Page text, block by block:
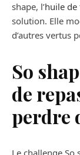
shape, l’huile de
solution. Elle
d’autres vertus
So
de
perdre
Le challenge